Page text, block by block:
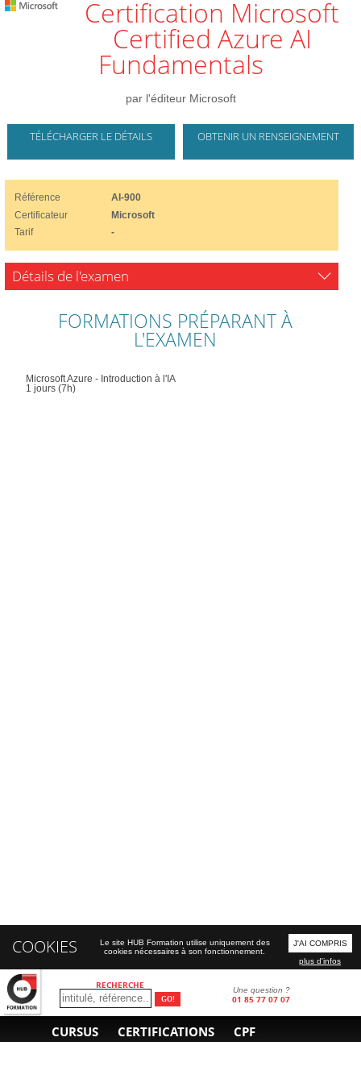
RECHERCHE Une question ?
01 85 77 07 07
CURSUS CERTIFICATIONS CPF
Certification Microsoft
Certified Azure AI
Fundamentals
par l'éditeur Microsoft
TÉLÉCHARGER LE DÉTAILS OBTENIR UN RENSEIGNEMENT
Référence
AI-900
Certificateur
Microsoft
Tarif
-
Détails de l'examen
FORMATIONS PRÉPARANT À
L'EXAMEN
Microsoft Azure - Introduction à l'IA
1 jours (7h)
COOKIES
Le site HUB Formation utilise uniquement des
cookies nécessaires à son fonctionnement.
J'AI COMPRIS
plus d'infos